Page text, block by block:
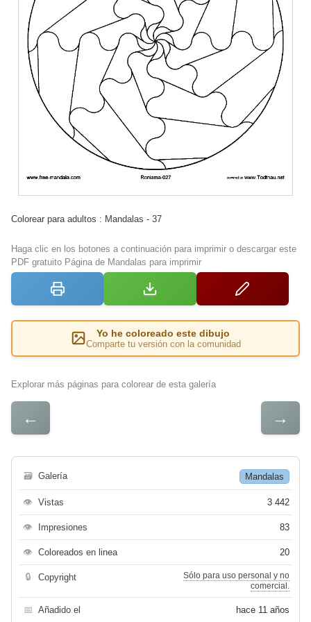
Colorear para adultos : Mandalas - 37
Haga clic en los botones a continuación para imprimir o descargar este
PDF gratuito Página de Mandalas para imprimir
Yo he coloreado este dibujo
Comparte tu versión con la comunidad
Explorar más páginas para colorear de esta galería
← →
🗃 Galería Mandalas
👁 Vistas 3 442
👁 Impresiones 83
👁 Coloreados en linea 20
🔒 Copyright
Sólo para uso personal y no
comercial.
📅 Añadido el hace 11 años